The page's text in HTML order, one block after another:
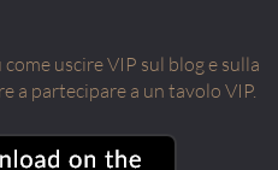
uscire VIP sul blog e sulla
a partecipare a un tavolo VIP.